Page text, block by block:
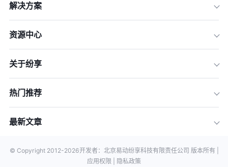
解决方案
资源中心
关于纷享
热门推荐
最新文章
© Copyright 2012-2026开发者：北京易动纷享科技有限责任公司 版本所有 |
应用权限 |
隐私政策